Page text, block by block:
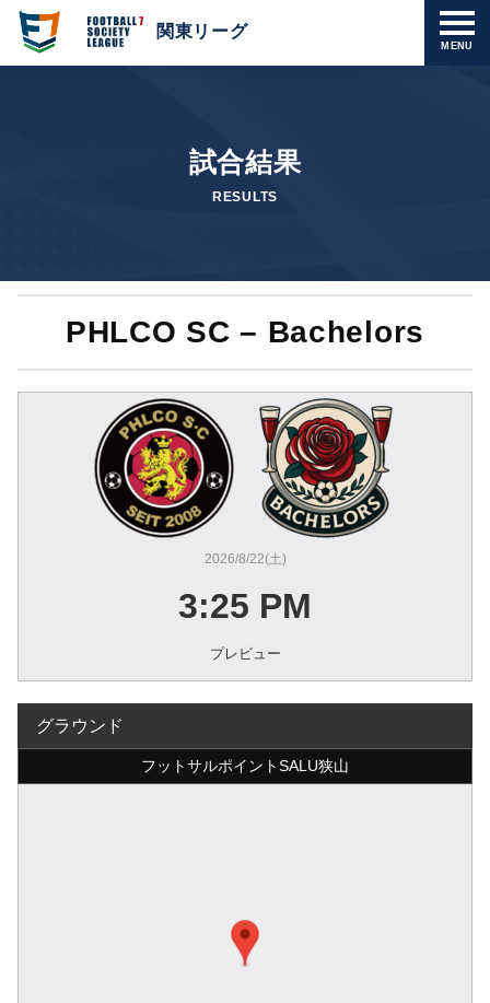
MENU
関東リーグ
試合結果
RESULTS
PHLCO SC – Bachelors
2026/8/22(土)
3:25 PM
プレビュー
グラウンド
フットサルポイントSALU狭山